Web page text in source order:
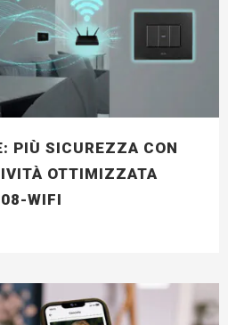
PIÙ SICUREZZA CON
OTTIMIZZATA
WIFI